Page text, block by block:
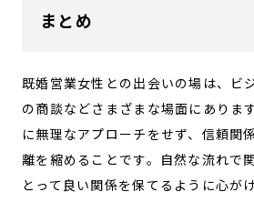
まとめ
既婚営業女性との出会いの場は、ビ
の商談などさまざまな場面にありま
に無理なアプローチをせず、信頼関
離を縮めることです。自然な流れで
とって良い関係を保てるように心が